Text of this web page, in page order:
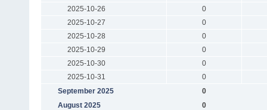
2025-10-26
0
2025-10-27
0
2025-10-28
0
2025-10-29
0
2025-10-30
0
2025-10-31
0
September 2025
0
August 2025
0